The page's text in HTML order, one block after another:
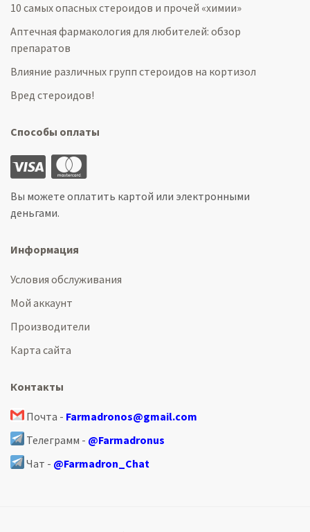
10 самых опасных стероидов и прочей «химии»
Аптечная фармакология для любителей: обзор
препаратов
Влияние различных групп стероидов на кортизол
Вред стероидов!
Способы оплаты
Вы можете оплатить картой или электронными
деньгами.
Информация
Условия обслуживания
Мой аккаунт
Производители
Карта сайта
Контакты
Почта - Farmadronos@gmail.com
Телеграмм - @Farmadronus
Чат - @Farmadron_Chat